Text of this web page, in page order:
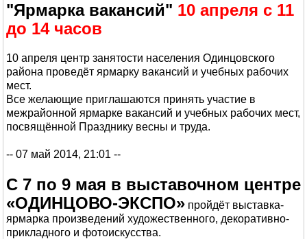
"Ярмарка вакансий" 10 апреля с 11
до 14 часов
10 апреля центр занятости населения Одинцовского
района проведёт ярмарку вакансий и учебных рабочих
мест.
Все желающие приглашаются принять участие в
межрайонной ярмарке вакансий и учебных рабочих мест,
посвящённой Празднику весны и труда.
-- 07 май 2014, 21:01 --
С 7 по 9 мая в выставочном центре
«ОДИНЦОВО-ЭКСПО» пройдёт выставка-
ярмарка произведений художественного, декоративно-
прикладного и фотоискусства.